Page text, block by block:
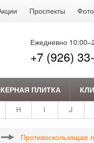
Проспекты
Ежедневно
+7 (926)
ПЛИТКА
H I J
Противоскользящая